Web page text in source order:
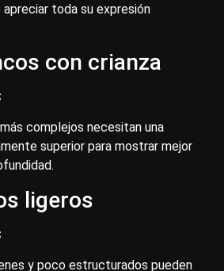
toda su expresión
con crianza
complejos necesitan una
superior para mostrar mejor
ligeros
y poco estructurados pueden